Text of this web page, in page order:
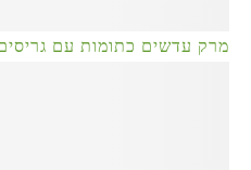
מרק עדשים כתומות עם